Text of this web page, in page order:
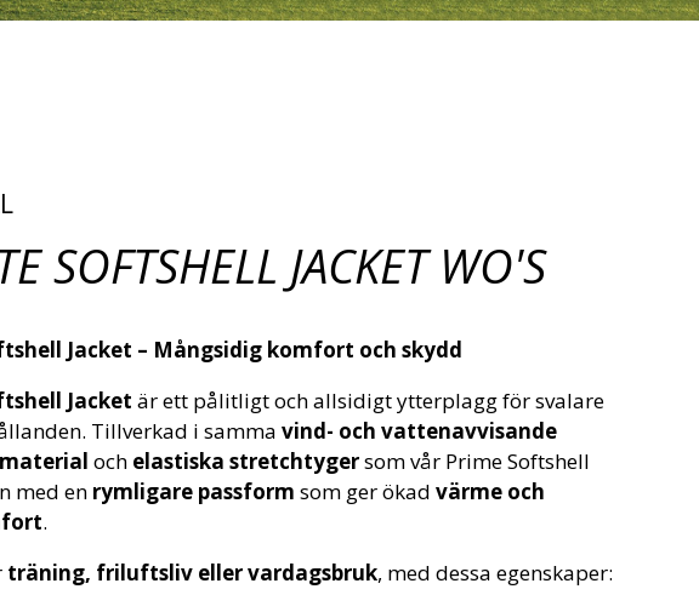
SOFTSHELL JACKET WO'S
Jacket – Mångsidig komfort och skydd
Jacket är ett pålitligt och allsidigt ytterplagg för svalare
Tillverkad i samma vind- och vattenavvisande
och elastiska stretchtygersom vår Prime Softshell
med en rymligare passform som ger ökad värme och
.
träning, friluftsliv eller vardagsbruk, med dessa egenskaper: